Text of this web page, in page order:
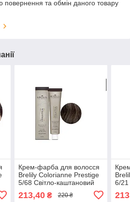
та обмін даного товару
Крем-фарба для волосся
Brelily Colorianne Prestige
5/68 Світло-каштановий
перець 100 мл
213,40₴ 220 ₴
6/21